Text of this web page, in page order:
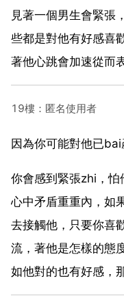
見著一個男生會緊張
些都是對他有好感喜
著他心跳會加速從而
19樓：匿名使用者
因為你可能對他已
你會感到緊張zhi，怕
心中矛盾重重內，如
去接觸他，只要你喜
流，著他是怎樣的態
如他對的也有好感，